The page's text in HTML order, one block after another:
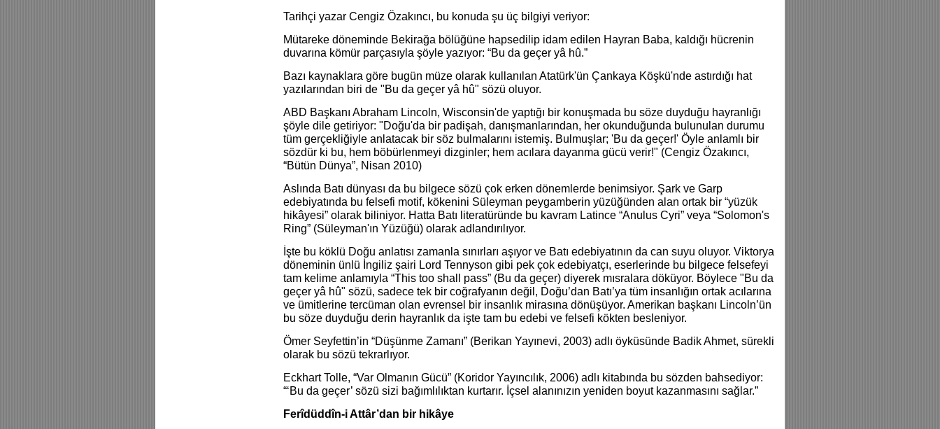
Tarihçi yazar Cengiz Özakıncı, bu konuda şu üç bilgiyi veriyor:
Mütareke döneminde Bekirağa bölüğüne hapsedilip idam edilen Hayran Baba, kaldığı hücrenin
duvarına kömür parçasıyla şöyle yazıyor: “Bu da geçer yâ hû.”
Bazı kaynaklara göre bugün müze olarak kullanılan Atatürk'ün Çankaya Köşkü'nde astırdığı hat
yazılarından biri de "Bu da geçer yâ hû" sözü oluyor.
ABD Başkanı Abraham Lincoln, Wisconsin'de yaptığı bir konuşmada bu söze duyduğu hayranlığı
şöyle dile getiriyor: "Doğu'da bir padişah, danışmanlarından, her okunduğunda bulunulan durumu
tüm gerçekliğiyle anlatacak bir söz bulmalarını istemiş. Bulmuşlar; 'Bu da geçer!' Öyle anlamlı bir
sözdür ki bu, hem böbürlenmeyi dizginler; hem acılara dayanma gücü verir!" (Cengiz Özakıncı,
“Bütün Dünya”, Nisan 2010)
Aslında Batı dünyası da bu bilgece sözü çok erken dönemlerde benimsiyor. Şark ve Garp
edebiyatında bu felsefi motif, kökenini Süleyman peygamberin yüzüğünden alan ortak bir “yüzük
hikâyesi” olarak biliniyor. Hatta Batı literatüründe bu kavram Latince “Anulus Cyri” veya “Solomon's
Ring” (Süleyman'ın Yüzüğü) olarak adlandırılıyor.
İşte bu köklü Doğu anlatısı zamanla sınırları aşıyor ve Batı edebiyatının da can suyu oluyor. Viktorya
döneminin ünlü İngiliz şairi Lord Tennyson gibi pek çok edebiyatçı, eserlerinde bu bilgece felsefeyi
tam kelime anlamıyla “This too shall pass” (Bu da geçer) diyerek mısralara döküyor. Böylece "Bu da
geçer yâ hû" sözü, sadece tek bir coğrafyanın değil, Doğu’dan Batı’ya tüm insanlığın ortak acılarına
ve ümitlerine tercüman olan evrensel bir insanlık mirasına dönüşüyor. Amerikan başkanı Lincoln’ün
bu söze duyduğu derin hayranlık da işte tam bu edebi ve felsefi kökten besleniyor.
Ömer Seyfettin’in “Düşünme Zamanı” (Berikan Yayınevi, 2003) adlı öyküsünde Badik Ahmet, sürekli
olarak bu sözü tekrarlıyor.
Eckhart Tolle, “Var Olmanın Gücü” (Koridor Yayıncılık, 2006) adlı kitabında bu sözden bahsediyor:
“‘Bu da geçer’ sözü sizi bağımlılıktan kurtarır. İçsel alanınızın yeniden boyut kazanmasını sağlar.”
Ferîdüddîn-i Attâr’dan bir hikâye